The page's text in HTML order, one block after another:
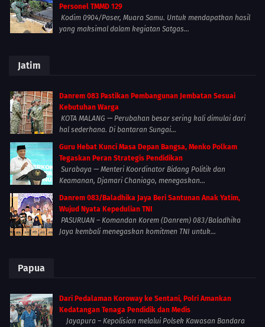
Personel TMMD 129
Kodim 0904/Paser, Muara Samu. Untuk mendapatkan hasil
yang maksimal dalam kegiatan Satgas...
Jatim
Danrem 083 Pastikan Pembangunan Jembatan Sesuai
Kebutuhan Warga
KOTA MALANG — Perubahan besar sering kali dimulai dari
hal sederhana. Di bantaran Sungai...
Guru Hebat Kunci Masa Depan Bangsa, Menko Polkam
Tegaskan Peran Strategis Pendidikan
Surabaya — Menteri Koordinator Bidang Politik dan
Keamanan, Djamari Chaniago, menegaskan...
Danrem 083/Baladhika Jaya Beri Santunan Anak Yatim,
Wujud Nyata Kepedulian TNI
PASURUAN – Komandan Korem (Danrem) 083/Baladhika
Jaya kembali menegaskan komitmen TNI untuk...
Papua
Dari Pedalaman Koroway ke Sentani, Polri Amankan
Kedatangan Tenaga Pendidik dan Medis
Jayapura – Kepolisian melalui Polsek Kawasan Bandara